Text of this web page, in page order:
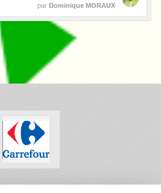
par Dominique MORAUX